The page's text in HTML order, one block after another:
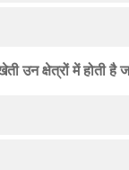
उन क्षेत्रों में होती है